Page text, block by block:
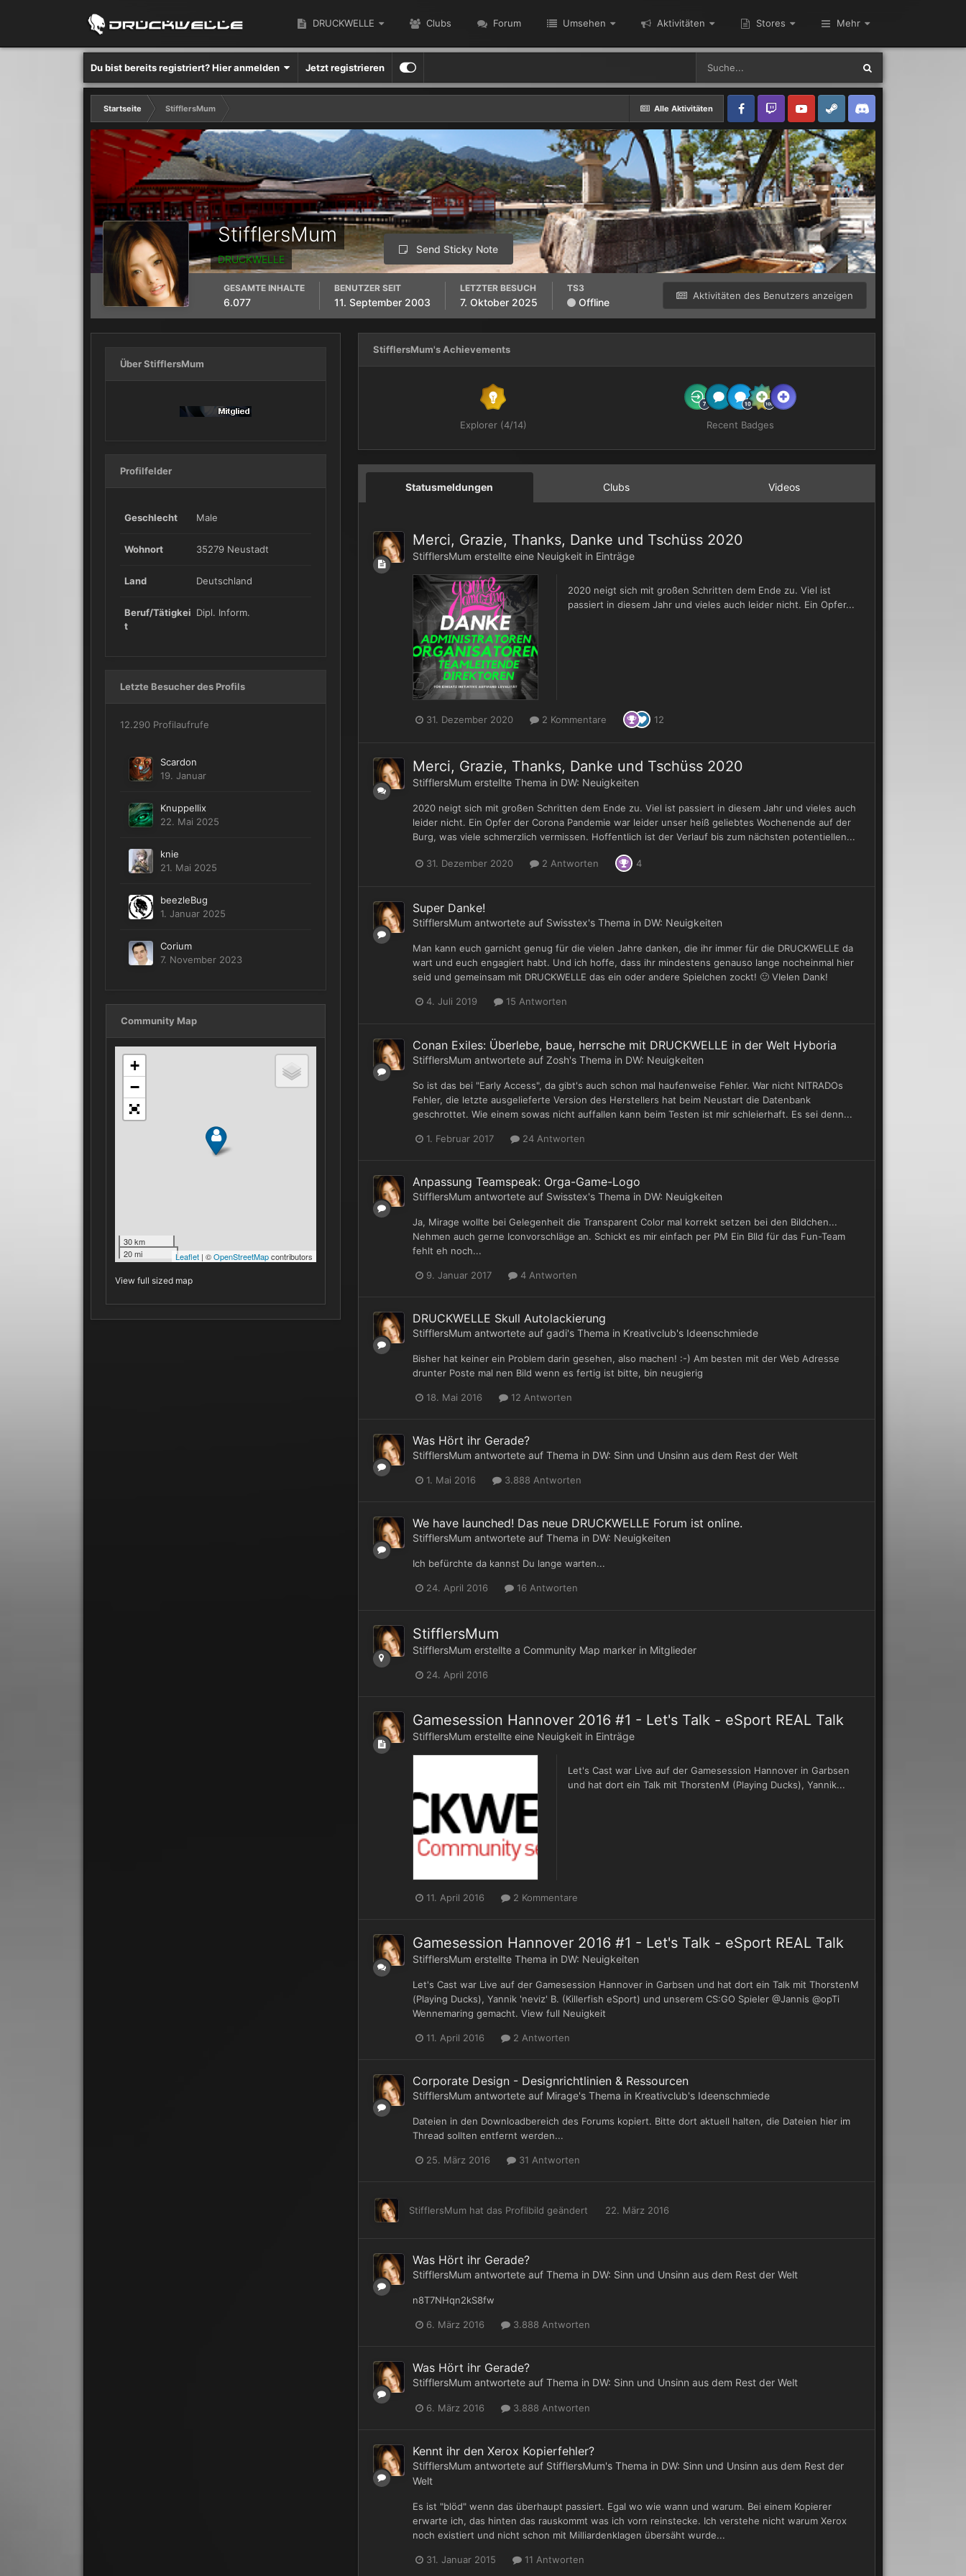
DRUCKWELLE Clubs Forum Umsehen Aktivitäten Stores Mehr
Du bist bereits registriert? Hier anmelden Jetzt registrieren
Alle Aktivitäten
Startseite StifflersMum
StifflersMum
DRUCKWELLE
Send Sticky Note
Aktivitäten des Benutzers anzeigen
GESAMTE INHALTE
6.077
BENUTZER SEIT
11. September 2003
LETZTER BESUCH
7. Oktober 2025
TS3
Offline
Über StifflersMum
Profilfelder
Geschlecht Male
Wohnort 35279 Neustadt
Land Deutschland
Beruf/Tätigkei
t
Dipl. Inform.
Letzte Besucher des Profils
12.290 Profilaufrufe
Scardon
19. Januar
Knuppellix
22. Mai 2025
knie
21. Mai 2025
beezleBug
1. Januar 2025
Corium
7. November 2023
Community Map
View full sized map
StifflersMum's Achievements
Explorer (4/14) Recent Badges
Statusmeldungen Clubs Videos
Merci, Grazie, Thanks, Danke und Tschüss 2020
StifflersMum erstellte eine Neuigkeit in Einträge
2020 neigt sich mit großen Schritten dem Ende zu. Viel ist
passiert in diesem Jahr und vieles auch leider nicht. Ein Opfer...
31. Dezember 2020 2 Kommentare 12
Merci, Grazie, Thanks, Danke und Tschüss 2020
StifflersMum erstellte Thema in DW: Neuigkeiten
2020 neigt sich mit großen Schritten dem Ende zu. Viel ist passiert in diesem Jahr und vieles auch
leider nicht. Ein Opfer der Corona Pandemie war leider unser heiß geliebtes Wochenende auf der
Burg, was viele schmerzlich vermissen. Hoffentlich ist der Verlauf bis zum nächsten potentiellen...
31. Dezember 2020 2 Antworten 4
Super Danke!
StifflersMum antwortete auf Swisstex's Thema in DW: Neuigkeiten
Man kann euch garnicht genug für die vielen Jahre danken, die ihr immer für die DRUCKWELLE da
wart und euch engagiert habt. Und ich hoffe, dass ihr mindestens genauso lange nocheinmal hier
seid und gemeinsam mit DRUCKWELLE das ein oder andere Spielchen zockt! 🙂 VIelen Dank!
4. Juli 2019 15 Antworten
Conan Exiles: Überlebe, baue, herrsche mit DRUCKWELLE in der Welt Hyboria
StifflersMum antwortete auf Zosh's Thema in DW: Neuigkeiten
So ist das bei "Early Access", da gibt's auch schon mal haufenweise Fehler. War nicht NITRADOs
Fehler, die letzte ausgelieferte Version des Herstellers hat beim Neustart die Datenbank
geschrottet. Wie einem sowas nicht auffallen kann beim Testen ist mir schleierhaft. Es sei denn...
1. Februar 2017 24 Antworten
Anpassung Teamspeak: Orga-Game-Logo
StifflersMum antwortete auf Swisstex's Thema in DW: Neuigkeiten
Ja, Mirage wollte bei Gelegenheit die Transparent Color mal korrekt setzen bei den Bildchen...
Nehmen auch gerne Iconvorschläge an. Schickt es mir einfach per PM Ein BIld für das Fun-Team
fehlt eh noch...
9. Januar 2017 4 Antworten
DRUCKWELLE Skull Autolackierung
StifflersMum antwortete auf gadi's Thema in Kreativclub's Ideenschmiede
Bisher hat keiner ein Problem darin gesehen, also machen! :-) Am besten mit der Web Adresse
drunter Poste mal nen Bild wenn es fertig ist bitte, bin neugierig
18. Mai 2016 12 Antworten
Was Hört ihr Gerade?
StifflersMum antwortete auf Thema in DW: Sinn und Unsinn aus dem Rest der Welt
1. Mai 2016 3.888 Antworten
We have launched! Das neue DRUCKWELLE Forum ist online.
StifflersMum antwortete auf Thema in DW: Neuigkeiten
Ich befürchte da kannst Du lange warten...
24. April 2016 16 Antworten
StifflersMum
StifflersMum erstellte a Community Map marker in Mitglieder
24. April 2016
Gamesession Hannover 2016 #1 - Let's Talk - eSport REAL Talk
StifflersMum erstellte eine Neuigkeit in Einträge
Let's Cast war Live auf der Gamesession Hannover in Garbsen
und hat dort ein Talk mit ThorstenM (Playing Ducks), Yannik...
11. April 2016 2 Kommentare
Gamesession Hannover 2016 #1 - Let's Talk - eSport REAL Talk
StifflersMum erstellte Thema in DW: Neuigkeiten
Let's Cast war Live auf der Gamesession Hannover in Garbsen und hat dort ein Talk mit ThorstenM
(Playing Ducks), Yannik 'neviz' B. (Killerfish eSport) und unserem CS:GO Spieler @Jannis @opTi
Wennemaring gemacht. View full Neuigkeit
11. April 2016 2 Antworten
Corporate Design - Designrichtlinien & Ressourcen
StifflersMum antwortete auf Mirage's Thema in Kreativclub's Ideenschmiede
Dateien in den Downloadbereich des Forums kopiert. Bitte dort aktuell halten, die Dateien hier im
Thread sollten entfernt werden...
25. März 2016 31 Antworten
StifflersMumhat das Profilbild geändert 22. März 2016
Was Hört ihr Gerade?
StifflersMum antwortete auf Thema in DW: Sinn und Unsinn aus dem Rest der Welt
n8T7NHqn2kS8fw
6. März 2016 3.888 Antworten
Was Hört ihr Gerade?
StifflersMum antwortete auf Thema in DW: Sinn und Unsinn aus dem Rest der Welt
6. März 2016 3.888 Antworten
Kennt ihr den Xerox Kopierfehler?
StifflersMum antwortete auf StifflersMum's Thema in DW: Sinn und Unsinn aus dem Rest der
Welt
Es ist "blöd" wenn das überhaupt passiert. Egal wo wie wann und warum. Bei einem Kopierer
erwarte ich, das hinten das rauskommt was ich vorn reinstecke. Ich verstehe nicht warum Xerox
noch existiert und nicht schon mit Milliardenklagen übersäht wurde...
31. Januar 2015 11 Antworten